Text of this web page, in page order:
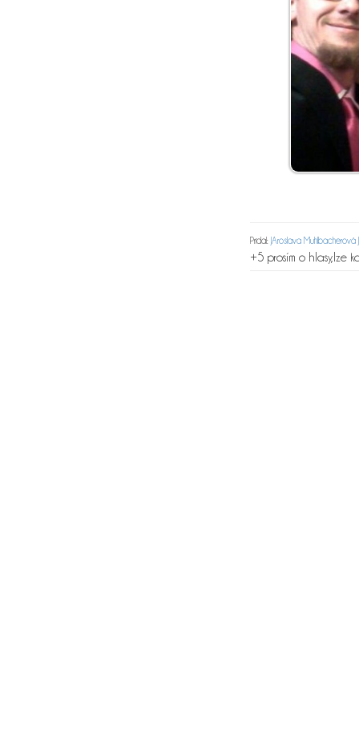
Pridal: JAroslava Muhlbacherová
+5 prosím o hlasy,lze